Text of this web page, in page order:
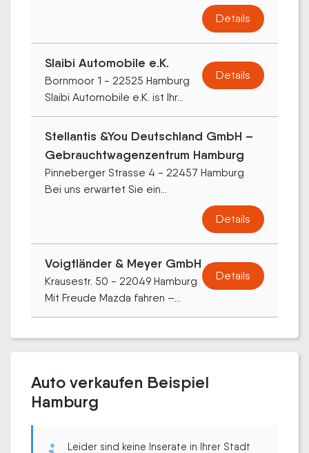
Details
Slaibi Automobile e.K.
Bornmoor 1 - 22525 Hamburg
Slaibi Automobile e.K. ist Ihr...
Details
Stellantis &You Deutschland GmbH –
Gebrauchtwagenzentrum Hamburg
Pinneberger Strasse 4 - 22457 Hamburg
Bei uns erwartet Sie ein...
Details
Voigtländer & Meyer GmbH
Krausestr. 50 - 22049 Hamburg
Mit Freude Mazda fahren –...
Details
Auto verkaufen Beispiel
Hamburg
Leider sind keine Inserate in Ihrer Stadt